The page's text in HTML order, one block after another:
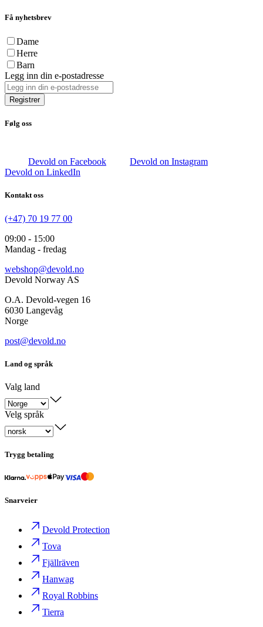
Få nyhetsbrev
Dame
Herre
Barn
Legg inn din e-postadresse
Registrer
Følg oss
Devold on Facebook
Devold on Instagram
Devold on LinkedIn
Kontakt oss
(+47) 70 19 77 00
09:00 - 15:00
Mandag - fredag
webshop@devold.no
Devold Norway AS
O.A. Devold-vegen 16
6030 Langevåg
Norge
post@devold.no
Land og språk
Valg land
Velg språk
Trygg betaling
Snarveier
Devold Protection
Tova
Fjällräven
Hanwag
Royal Robbins
Tierra